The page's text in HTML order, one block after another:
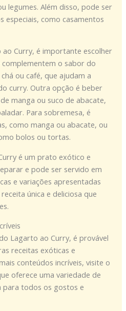
legumes. Além disso, pode ser
especiais, como casamentos
Curry, é importante escolher
o sabor do
ou café, que ajudam a
curry. Outra opção é beber
manga ou suco de abacate,
Para sobremesa, é
como manga ou abacate, ou
bolos ou tortas.
é um prato exótico e
e pode ser servido em
e variações apresentadas
única e deliciosa que
Lagarto ao Curry, é provável
receitas exóticas e
conteúdos incríveis, visite o
oferece uma variedade de
para todos os gostos e